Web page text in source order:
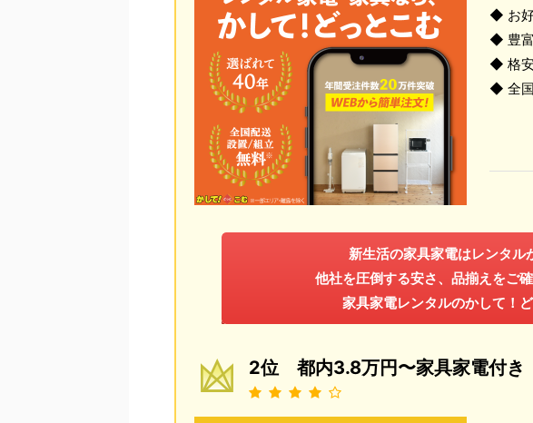
◆ お
◆ 豊
◆ 格
◆ 全
新生活の家具家電はレンタル
他社を圧倒する安さ、品揃えをご確
家具家電レンタルのかして！
2位 都内3.8万円〜家具家電付き